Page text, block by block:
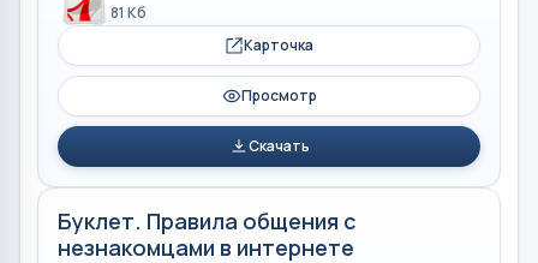
81 Кб
Карточка
Просмотр
Скачать
Буклет. Правила общения с
незнакомцами в интернете